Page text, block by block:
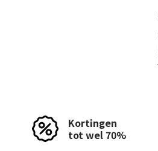
Kortingen
tot wel 70%